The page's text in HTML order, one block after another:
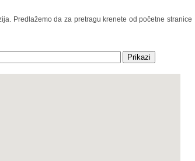
Predlažemo da za pretragu krenete od početne stranice